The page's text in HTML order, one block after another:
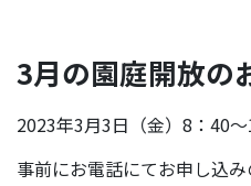
3月の園庭開放の
2023年3月3日（金）8：40
事前にお電話にてお申し込み